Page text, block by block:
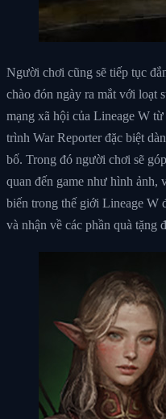
Người chơi cũng sẽ tiếp tục
chào đón ngày ra mắt với loạt
mạng xã hội của Lineage W
trình War Reporter đặc biệt
bố. Trong đó người chơi sẽ
quan đến game như hình ảnh,
biến trong thế giới Lineage W
và nhận về các phần quà tặng